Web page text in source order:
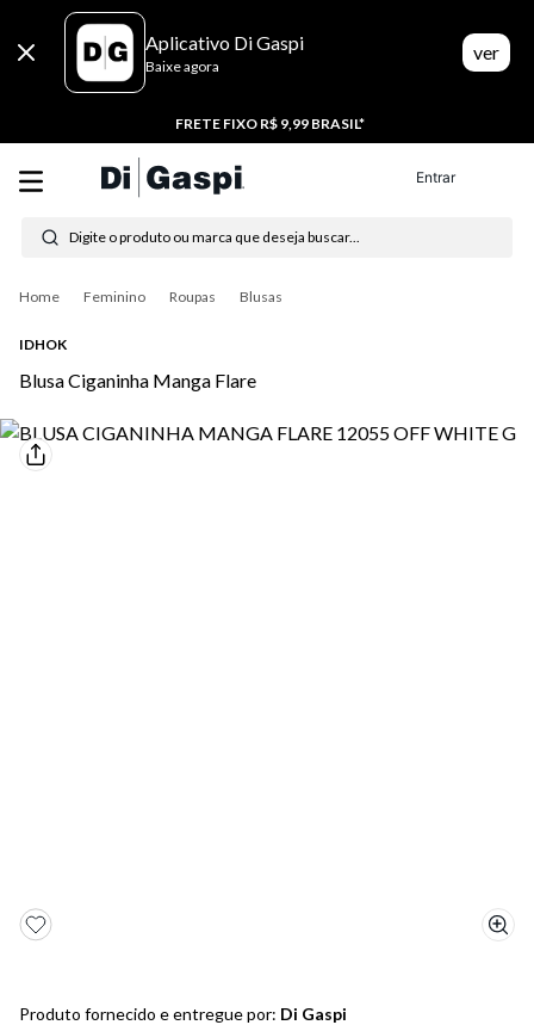
Aplicativo Di Gaspi
Baixe agora
ver
FRETE FIXO R$ 9,99 BRASIL*
Entrar
Digite o produto ou marca que deseja buscar...
Feminino Roupas Blusas
IDHOK
Blusa Ciganinha Manga Flare
Produto fornecido e entregue por: Di Gaspi
1º tenis
2º tênis feminino
3º tênis masculino